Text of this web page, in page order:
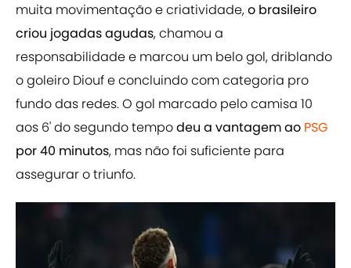
muita movimentação e criatividade,o brasileiro
criou jogadas agudas, chamou a
responsabilidade e marcou um belo gol, driblando
o goleiro Diouf e concluindo com categoria pro
fundo das redes. O gol marcado pelo camisa 10
aos 6' do segundo tempodeu a vantagem ao PSG
por 40 minutos, mas não foi suficiente para
assegurar o triunfo.